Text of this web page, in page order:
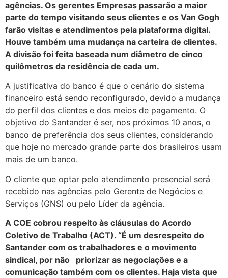
agências. Os gerentes Empresas passarão a maior
parte do tempo visitando seus clientes e os Van Gogh
farão visitas e atendimentos pela plataforma digital.
Houve também uma mudança na carteira de clientes.
A divisão foi feita baseada num diâmetro de cinco
quilômetros da residência de cada um.
A justificativa do banco é que o cenário do sistema
financeiro está sendo reconfigurado, devido a mudança
do perfil dos clientes e dos meios de pagamento. O
objetivo do Santander é ser, nos próximos 10 anos, o
banco de preferência dos seus clientes, considerando
que hoje no mercado grande parte dos brasileiros usam
mais de um banco.
O cliente que optar pelo atendimento presencial será
recebido nas agências pelo Gerente de Negócios e
Serviços (GNS) ou pelo Líder da agência.
A COE cobrou respeito às cláusulas do Acordo
Coletivo de Trabalho (ACT). “É um desrespeito do
Santander com os trabalhadores e o movimento
sindical, por não priorizar as negociações e a
comunicação também com os clientes. Haja vista que